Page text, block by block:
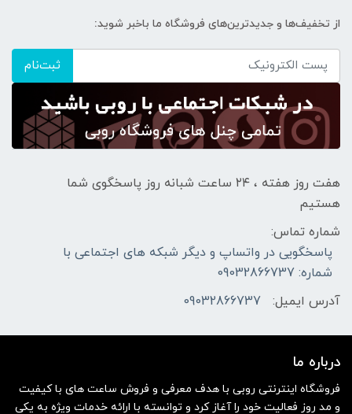
از تخفیف‌ها و جدیدترین‌های فروشگاه ما باخبر شوید:
ثبت‌نام
هفت روز هفته ، ۲۴ ساعت شبانه‌ روز پاسخگوی شما
هستیم
شماره تماس:
پاسخگویی در واتساپ و دیگر شبکه های اجتماعی با
شماره: 09032866737
آدرس ایمیل:
09032866737
درباره ما
فروشگاه اینترنتی روبی با هدف معرفی و فروش ساعت های با کیفیت
و مد روز فعالیت خود را آغاز کرد و توانسته با ارائه خدمات ویژه به یکی